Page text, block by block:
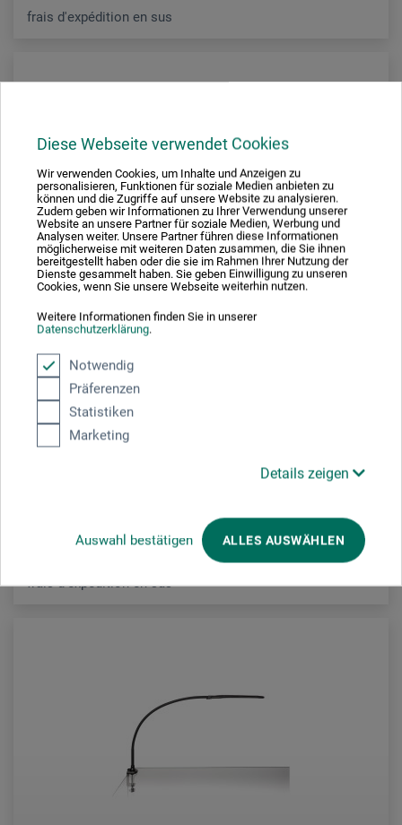
Diese Webseite verwendet Cookies
Wir verwenden Cookies, um Inhalte und Anzeigen zu
personalisieren, Funktionen für soziale Medien anbieten zu
können und die Zugriffe auf unsere Website zu analysieren.
Zudem geben wir Informationen zu Ihrer Verwendung unserer
Website an unsere Partner für soziale Medien, Werbung und
Analysen weiter. Unsere Partner führen diese Informationen
möglicherweise mit weiteren Daten zusammen, die Sie ihnen
bereitgestellt haben oder die sie im Rahmen Ihrer Nutzung der
Dienste gesammelt haben. Sie geben Einwilligung zu unseren
Cookies, wenn Sie unsere Webseite weiterhin nutzen.
Weitere Informationen finden Sie in unserer
Datenschutzerklärung.
Notwendig
Präferenzen
Statistiken
Marketing
Details zeigen
Auswahl bestätigen ALLES AUSWÄHLEN
frais d'expédition en sus
Artelumina
Lampe LED avec loupe
frais d'expédition en sus